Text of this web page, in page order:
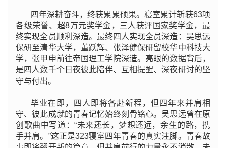
四年深耕奋斗，终获累累硕果。寝室累计斩获63项
各级荣誉、超8万元奖学金，三人获评国家奖学金，最
终实现全员顺利深造。最终四人实现全员深造：吴思远
保研至清华大学，董跃辉、张泽健保研留校华中科技大
学，张甲申前往帝国理工学院深造。亮眼的数据背后，
是四人数千个日夜彼此陪伴、互相提醒、深夜研讨的坚
守与付出。
毕业在即，四人即将各赴新程，但四年来并肩相
守、彼此成就的青春记忆始终刻骨铭心。吴思远曾在原
创歌曲中写道：“未来还长，梦想还远，余生的路，携
手并肩。”这正是323寝室四年青春的真实注脚。青春故